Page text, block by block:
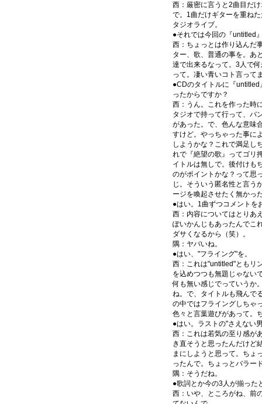
西：厳密に言うと2曲目だ
で。1曲だけギターを重ね
タジオライブ。
●それでは今回の『untitled
西：ちょっとは作り込んだ
ター、歌、普通の事を。あ
達で出来るなって。3人で
って。凄い青いコト言って
●CDのタイトルに『
ったからですか？
西：うん。これを作った時
タジオで持って行って、バ
があった。で、色んな意味
すけど。やっちゃった事に
しようかな？これで満足し
れで『絶望の歌』ってゴリ
イトルは無しで。後付けも
のがポイントかな？って思
じ。そういう匿名性と言う
ージを喚起させたく無かっ
●はい。1曲ずつコメントを
西：内容についてはとりあ
ぽいかんじもあったんでこ
ダサくなるから（笑）。
隅：ヤバいね。
●はい、"フライング"を。
西：これは"untitled"ともリ
を込めつつも無題じゃない
何も無い感じでっていうか
ね。で、タイトルも飛んで
の中ではフライングしちゃ
色々と言葉遊びがあって。
●はい。ラストの"さえない
西：これは若気の至り感が
き直そうと思ったんだけど
まにしようと思って。ちょ
ったんで。ちょっとバラー
隅：そうだね。
●歌詞とか今の3人が揃った
西：いや、ところがね、前